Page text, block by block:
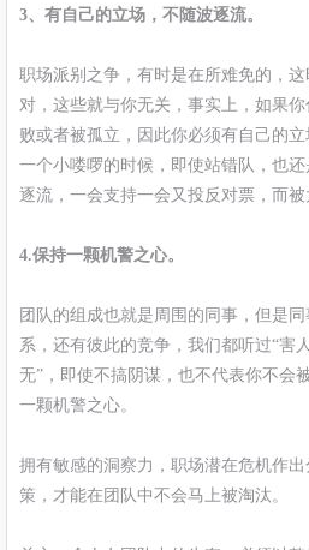
3、有自己的立场，不随波逐流。
职场派别之争，有时是在所难免的，
对，这些就与你无关，事实上，如果
败或者被孤立，因此你必须有自己的
一个小喽啰的时候，即使站错队，也
逐流，一会支持一会又投反对票，而被
4.保持一颗机警之心。
团队的组成也就是周围的同事，但是
系，还有彼此的竞争，我们都听过“害
无”，即使不搞阴谋，也不代表你不会
一颗机警之心。
拥有敏感的洞察力，职场潜在危机作
策，才能在团队中不会马上被淘汰。